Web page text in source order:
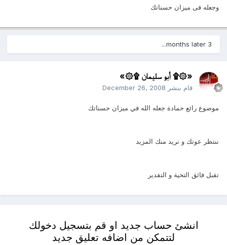
وجعله فى ميزان حسناتك
3 months later...
«۞۩ أبو سليمان ۩۞»
قام بنشر December 26, 2008
موضوع رائع حمادة جعله الله في ميزان حسناتك
ننتظر عوتك و نريد منك المزيد
تقبل فائق التحية و التقدير
انشئ حساب جديد او قم بتسجيل دخولك
لتتمكن من اضافه تعليق جديد